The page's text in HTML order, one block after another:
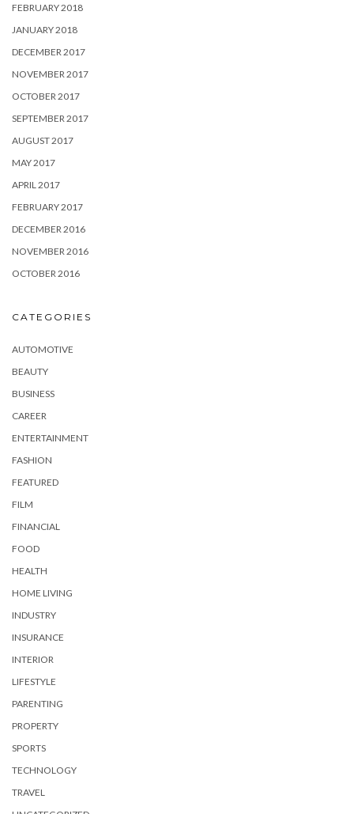
FEBRUARY 2018
JANUARY 2018
DECEMBER 2017
NOVEMBER 2017
OCTOBER 2017
SEPTEMBER 2017
AUGUST 2017
MAY 2017
APRIL 2017
FEBRUARY 2017
DECEMBER 2016
NOVEMBER 2016
OCTOBER 2016
CATEGORIES
AUTOMOTIVE
BEAUTY
BUSINESS
CAREER
ENTERTAINMENT
FASHION
FEATURED
FILM
FINANCIAL
FOOD
HEALTH
HOME LIVING
INDUSTRY
INSURANCE
INTERIOR
LIFESTYLE
PARENTING
PROPERTY
SPORTS
TECHNOLOGY
TRAVEL